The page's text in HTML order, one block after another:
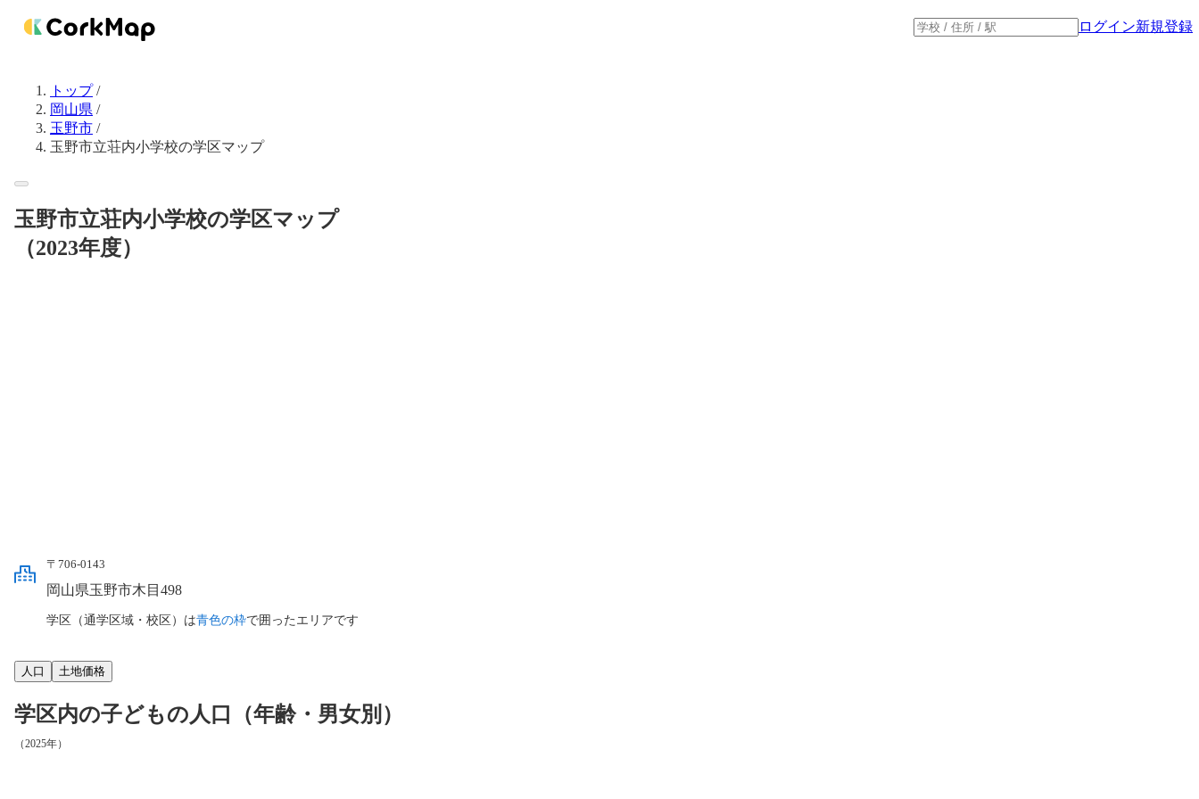
ログイン新規登録
トップ/
岡山県 /
玉野市 /
玉野市立荘内小学校の学区マップ
玉野市立荘内小学校の学区マップ
（2023年度）
〒706-0143
岡山県玉野市木目498
学区（通学区域・校区）は青色の枠で囲ったエリアです
人口 土地価格
学区内の子どもの人口（年齢・男女別）
（2025年）